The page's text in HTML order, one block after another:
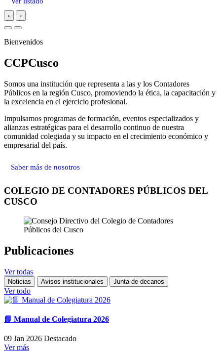
‹ ›
Bienvenidos
CCPCusco
Somos una institución que representa a las y los Contadores
Públicos en la región Cusco, promoviendo la ética, la capacitación y
la excelencia en el ejercicio profesional.
Impulsamos programas de formación, eventos especializados y
alianzas estratégicas para el desarrollo continuo de nuestra
comunidad colegiada y su impacto en el crecimiento económico y
empresarial del país.
Saber más de nosotros
COLEGIO DE CONTADORES PÚBLICOS DEL
CUSCO
Publicaciones
Ver todas
Noticias Avisos institucionales Junta de decanos
Ver todo
📘 Manual de Colegiatura 2026
09 Jan 2026 Destacado
Ver más